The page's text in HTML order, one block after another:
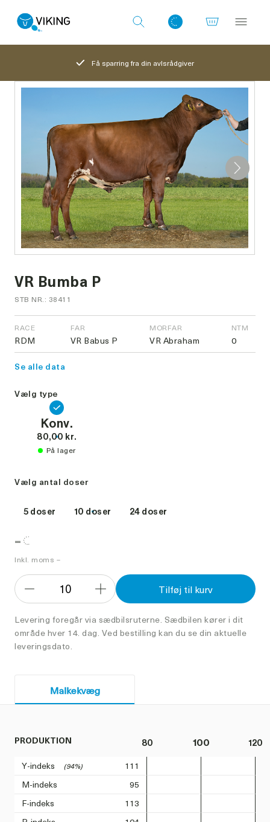
Log ind med det samme
Få sparring fra din avlsrådgiver
VR Bumba P
STB NR.: 38411
RACE
RDM
FAR
VR Babus P
MORFAR
VR Abraham
NTM
0
Se alle data
Vælg type
Konv.
80,00 kr.
På lager
Vælg antal doser
5 doser 10 doser 24 doser
-
Inkl. moms –
Formindsk
10
Forøg
Tilføj til kurv
Levering foregår via sædbilsruterne. Sædbilen kører i dit
område hver 14. dag. Ved bestilling kan du se din aktuelle
leveringsdato.
Malkekvæg
PRODUKTION 80 100 120
Y-indeks (94%)
111
M-indeks
95
F-indeks
113